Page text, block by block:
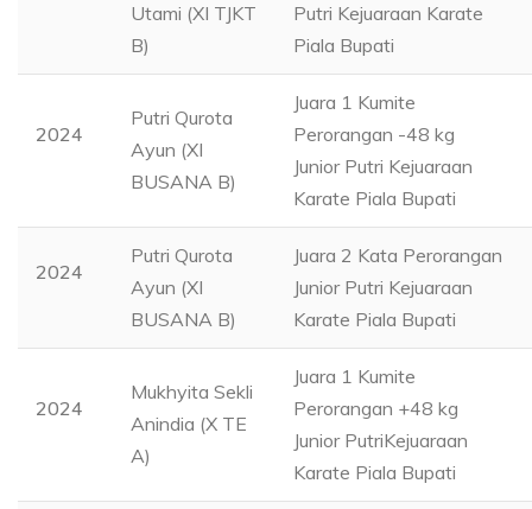
Utami (XI TJKT
B)
Putri Kejuaraan Karate
Piala Bupati
2024
Putri Qurota
Ayun (XI
BUSANA B)
Juara 1 Kumite
Perorangan -48 kg
Junior Putri Kejuaraan
Karate Piala Bupati
2024
Putri Qurota
Ayun (XI
BUSANA B)
Juara 2 Kata Perorangan
Junior Putri Kejuaraan
Karate Piala Bupati
2024
Mukhyita Sekli
Anindia (X TE
A)
Juara 1 Kumite
Perorangan +48 kg
Junior PutriKejuaraan
Karate Piala Bupati